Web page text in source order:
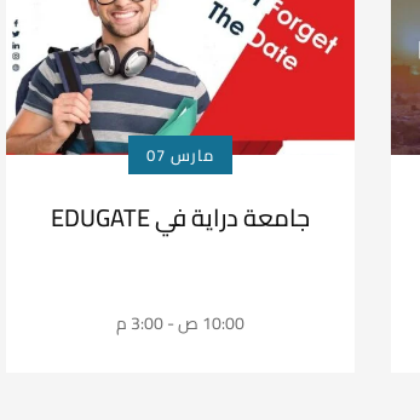
مارس 07
جامعة دراية في EDUGATE
10:00 ص - 3:00 م